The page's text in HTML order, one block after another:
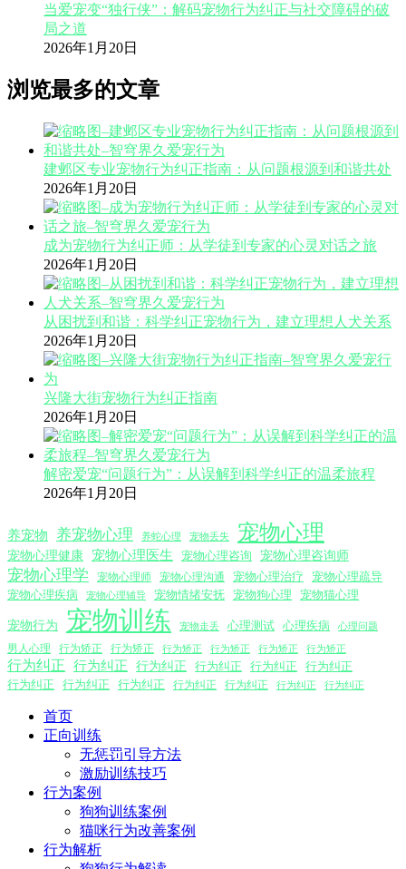
当爱宠变“独行侠”：解码宠物行为纠正与社交障碍的破
局之道
2026年1月20日
浏览最多的文章
建邺区专业宠物行为纠正指南：从问题根源到和谐共处
2026年1月20日
成为宠物行为纠正师：从学徒到专家的心灵对话之旅
2026年1月20日
从困扰到和谐：科学纠正宠物行为，建立理想人犬关系
2026年1月20日
兴隆大街宠物行为纠正指南
2026年1月20日
解密爱宠“问题行为”：从误解到科学纠正的温柔旅程
2026年1月20日
养宠物 养宠物心理 养蛇心理 宠物丢失 宠物心理
宠物心理健康 宠物心理医生 宠物心理咨询 宠物心理咨询师
宠物心理学 宠物心理师 宠物心理沟通 宠物心理治疗
宠物心理疏导
宠物心理疾病
宠物心理辅导 宠物情绪安抚 宠物狗心理 宠物猫心理
宠物行为 宠物训练 宠物走丢 心理测试 心理疾病 心理问题
男人心理 行为矫正 行为矫正 行为矫正 行为矫正 行为矫正 行为矫正
行为纠正 行为纠正 行为纠正 行为纠正 行为纠正
行为纠正
行为纠正
行为纠正 行为纠正 行为纠正 行为纠正 行为纠正 行为纠正
首页
正向训练
无惩罚引导方法
激励训练技巧
行为案例
狗狗训练案例
猫咪行为改善案例
行为解析